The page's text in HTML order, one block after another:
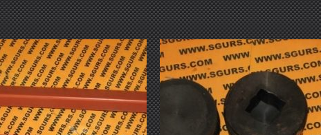
Добавить
в список
желаний
Добавить
в список
желаний